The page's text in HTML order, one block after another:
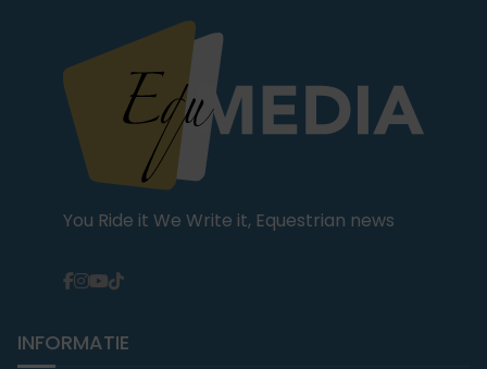
You Ride it We Write it, Equestrian news
INFORMATIE